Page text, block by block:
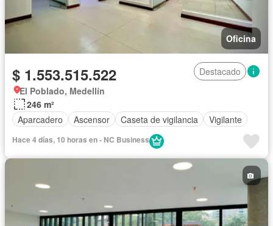
Oficina
$ 1.553.515.522
Destacado
El Poblado, Medellín
246 m²
Aparcadero
Ascensor Caseta de vigilancia Vigilante
Hace 4 días, 10 horas en - NC Business